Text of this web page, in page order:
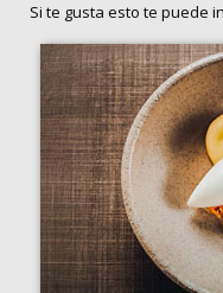
Si te gusta esto te puede